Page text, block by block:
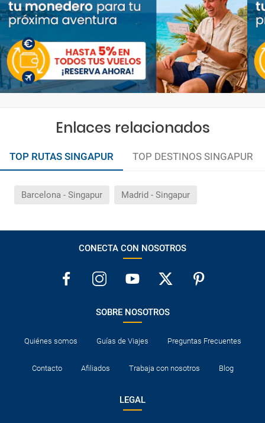
Enlaces relacionados
TOP RUTAS SINGAPUR TOP DESTINOS SINGAPUR
Barcelona - Singapur Madrid - Singapur
CONECTA CON NOSOTROS
SOBRE NOSOTROS
Quiénes somos Guías de Viajes Preguntas Frecuentes
Contacto Afiliados Trabaja con nosotros Blog
LEGAL